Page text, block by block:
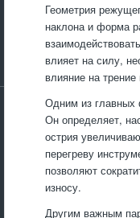
Геометрия
наклона и форма
влияет на силу,
влияние на
Одним из главных
Он определяет,
острия
перегреву
позволяют
износу.
Другим важным